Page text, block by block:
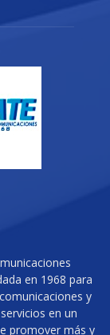
en 1968 para
y
en un
promover más y